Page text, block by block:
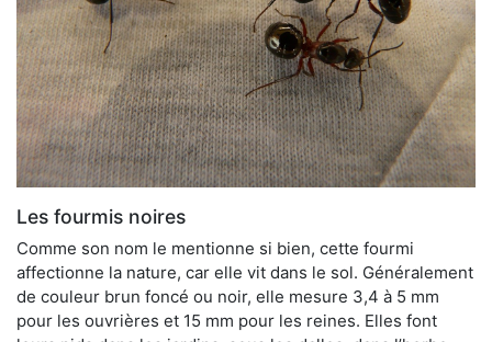
Les fourmis noires
Comme son nom le mentionne si bien, cette fourmi
affectionne la nature, car elle vit dans le sol. Généralement
de couleur brun foncé ou noir, elle mesure 3,4 à 5 mm
pour les ouvrières et 15 mm pour les reines. Elles font